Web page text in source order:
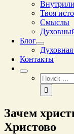
Твоя
Смыслы
Блог
Контакты
Результат
поиска:
Зачем
Христово